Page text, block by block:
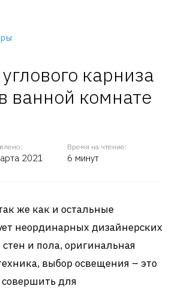
карниза
ванной комнате
2021
Время на чтение:
6 минут
же как и остальные
неординарных дизайнерских
и пола, оригинальная
выбор освещения – это
для